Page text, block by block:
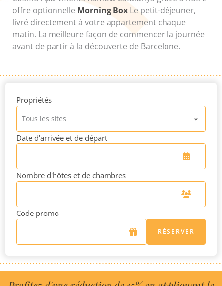
offre optionnelle Morning Box Le petit-déjeuner,
livré directement à votre appartement chaque
matin. La meilleure façon de commencer la journée
avant de partir à la découverte de Barcelone.
Propriétés
Tous les sites
Date d'arrivée et de départ
Nombre d'hôtes et de chambres
Code promo
RÉSERVER